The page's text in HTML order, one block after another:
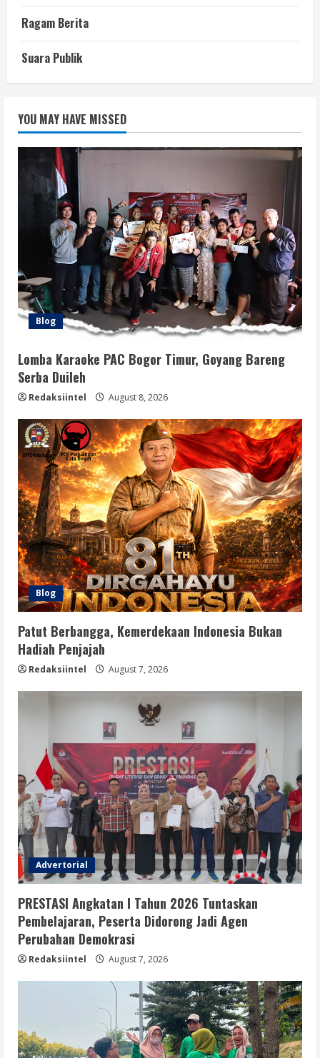
Ragam Berita
Suara Publik
YOU MAY HAVE MISSED
Blog
Lomba Karaoke PAC Bogor Timur, Goyang Bareng
Serba Duileh
Redaksiintel August 8, 2026
Blog
Patut Berbangga, Kemerdekaan Indonesia Bukan
Hadiah Penjajah
Redaksiintel August 7, 2026
Advertorial
PRESTASI Angkatan I Tahun 2026 Tuntaskan
Pembelajaran, Peserta Didorong Jadi Agen
Perubahan Demokrasi
Redaksiintel August 7, 2026